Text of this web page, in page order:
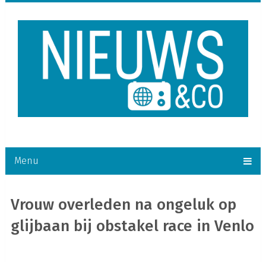
Menu
Vrouw overleden na ongeluk op
glijbaan bij obstakel race in Venlo